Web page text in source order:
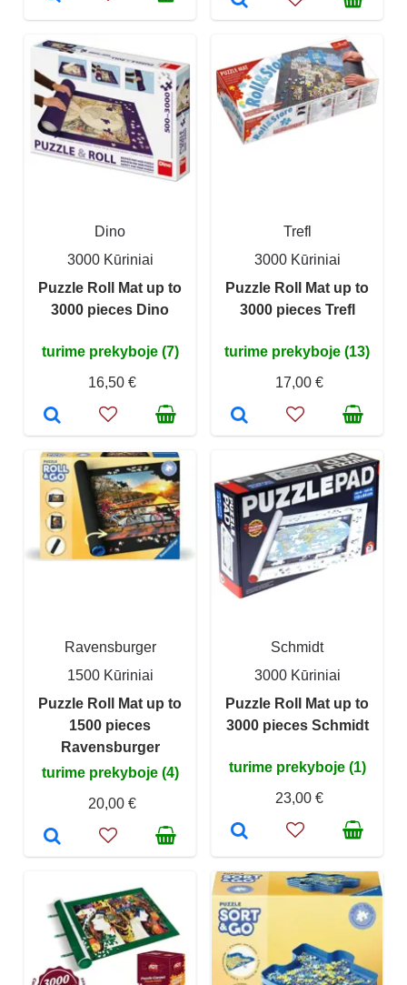
Dino
3000 Kūriniai
Puzzle Roll Mat up to
3000 pieces Dino
turime prekyboje (7)
16,50 €
Trefl
3000 Kūriniai
Puzzle Roll Mat up to
3000 pieces Trefl
turime prekyboje (13)
17,00 €
Ravensburger
1500 Kūriniai
Puzzle Roll Mat up to
1500 pieces
Ravensburger
turime prekyboje (4)
20,00 €
Schmidt
3000 Kūriniai
Puzzle Roll Mat up to
3000 pieces Schmidt
turime prekyboje (1)
23,00 €